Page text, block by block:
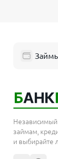
Независимый
займам,
и выбирайте